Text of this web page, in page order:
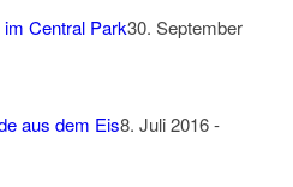
Central Park30. September
aus dem Eis8. Juli 2016 -